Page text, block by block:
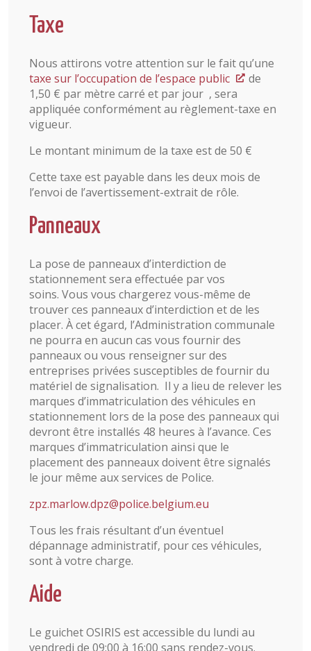
Taxe
Nous attirons votre attention sur le fait qu’une
taxe sur l’occupation de l’espace public
de
1,50 € par mètre carré et par jour , sera
appliquée conformément au règlement-taxe en
vigueur.
Le montant minimum de la taxe est de 50 €
Cette taxe est payable dans les deux mois de
l’envoi de l’avertissement-extrait de rôle.
Panneaux
La pose de panneaux d’interdiction de
stationnement sera effectuée par vos
soins. Vous vous chargerez vous-même de
trouver ces panneaux d’interdiction et de les
placer. À cet égard, l’Administration communale
ne pourra en aucun cas vous fournir des
panneaux ou vous renseigner sur des
entreprises privées susceptibles de fournir du
matériel de signalisation. Il y a lieu de relever les
marques d’immatriculation des véhicules en
stationnement lors de la pose des panneaux qui
devront être installés 48 heures à l’avance. Ces
marques d’immatriculation ainsi que le
placement des panneaux doivent être signalés
le jour même aux services de Police.
zpz.marlow.dpz@police.belgium.eu
Tous les frais résultant d’un éventuel
dépannage administratif, pour ces véhicules,
sont à votre charge.
Aide
Le guichet OSIRIS est accessible du lundi au
vendredi de 09:00 à 16:00 sans rendez-vous.